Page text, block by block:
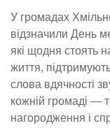
У громадах
відзначили День
які щодня стоять
життя,
слова вдячності
кожній громаді —
нагородження і